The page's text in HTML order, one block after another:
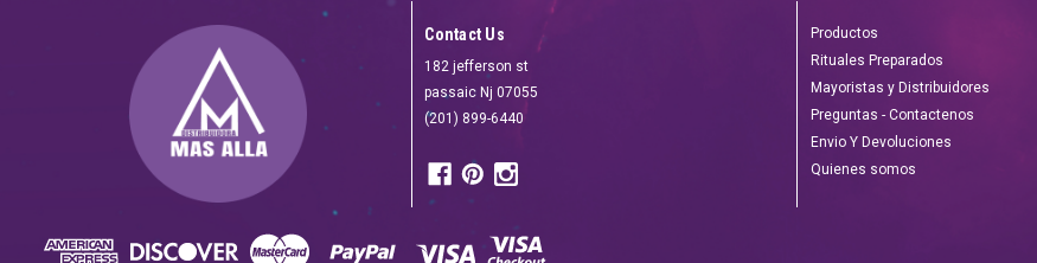
Contact Us
182 jefferson st
passaic Nj 07055
(201) 899-6440
Productos
Rituales Preparados
Mayoristas y Distribuidores
Preguntas - Contactenos
Envio Y Devoluciones
Quienes somos